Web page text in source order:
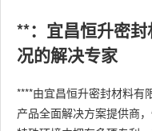
**：宜昌恒升密
况的解决专家
****由宜昌恒升密封材料有
产品全面解决方案提供商